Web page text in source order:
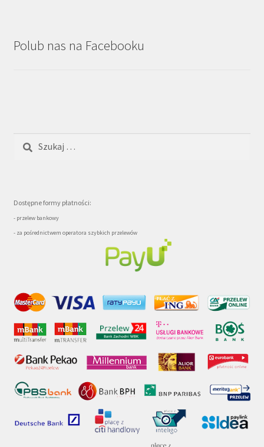
Polub nas na Facebooku
Szukaj:
Dostępne formy płatności:
- przelew bankowy
- za pośrednictwem operatora szybkich przelewów